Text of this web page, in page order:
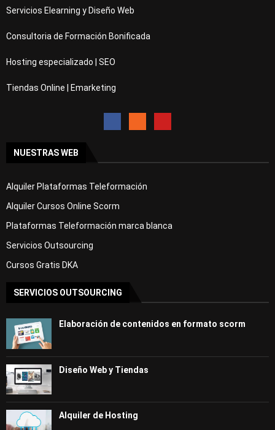
Servicios Elearning y Diseño Web
Consultoria de Formación Bonificada
Hosting especializado | SEO
Tiendas Online | Emarketing
NUESTRAS WEB
Alquiler Plataformas Teleformación
Alquiler Cursos Online Scorm
Plataformas Teleformación marca blanca
Servicios Outsourcing
Cursos Gratis DKA
SERVICIOS OUTSOURCING
Elaboración de contenidos en formato scorm
Diseño Web y Tiendas
Alquiler de Hosting